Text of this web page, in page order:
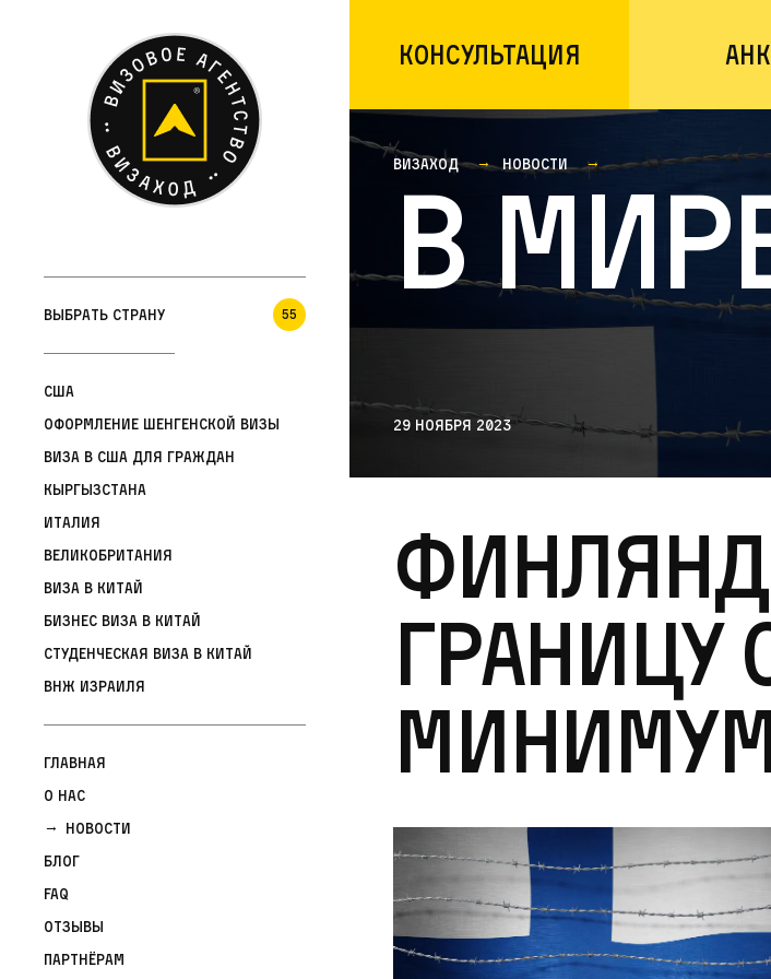
Консультация
Выбрать страну 55
США
Оформление шенгенской визы
Виза в США для граждан
Кыргызстана
Италия
Великобритания
Виза в Китай
Бизнес виза в Китай
Студенческая виза в Китай
ВНЖ Израиля
Главная
О нас
Новости
Блог
FAQ
Отзывы
Партнёрам
Визаход Новости
В
29 ноября 2023
границу